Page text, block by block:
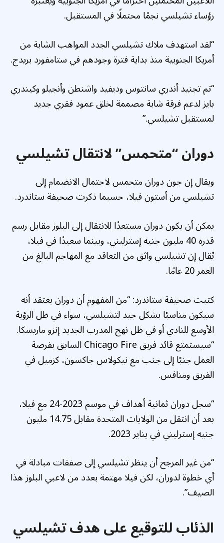
رؤساء تشيلسي نجمًا محتملًا في المستقبل.
“لقد استهدف ملاك تشيلسي الجدد المواهب الشابة من
أمريكا الجنوبية منذ بداية فترة وجودهم في ستامفورد بريدج.
“تم تجنيد أندري سانتوس وديفيد واشنطن وأنجيلو وكيندري
بايز لدعم فرقة شابة مصممة لخلق عمود فقري جديد
لمستقبل تشيلسي.”
دوران “متحمس” لانتقال تشيلسي
ويقال إن جون دوران متحمس لاحتمال الانضمام إلى
تشيلسي من أستون فيلا، حسبما ذكرت صحيفة ستاندرد.
يمكن أن يكون دوران مستعدًا للانتقال إلى البلوز مقابل رسم
قدره 40 مليون جنيه إسترليني، وبينما سعيدًا في فيلا،
يُقال إن تشيلسي واثق من التعاقد مع المهاجم البالغ من
العمر 20 عامًا.
كتبت صحيفة ستاندرد: “من المفهوم أن دوران يعتقد أنه
سيكون مناسبًا بشكل جيد لتشيلسي، سواء في ظل الرؤية
الأوسع للنادي أو في ظل نهج المدرب الجديد إنزو ماريسكا.
“سيستمتع قائد فريق Chicago Fire السابق بفرصة
العمل جنبًا إلى جنب مع نيكولاس جاكسون، كزميل في
الفريق ومنافس.
“سجل دوران ثمانية أهداف في موسم 2023-24 مع فيلا،
بعد أن انتقل من الولايات المتحدة مقابل 14.75 مليون
جنيه إسترليني في يناير 2023.
“من غير المرجح أن ينظر تشيلسي إلى صفقات مبادلة في
أي خطوة لدوران، لكن فيلا مهتمة بعدد من لاعبي البلوز هذا
الصيف”.
الذئاب للتوقيع على هدف تشيلسي